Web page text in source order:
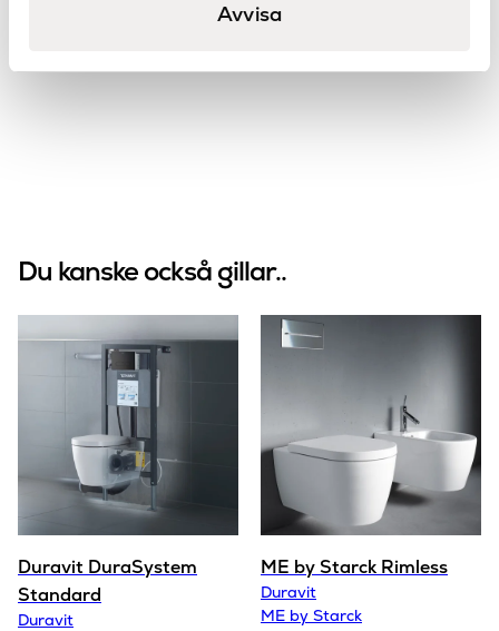
Avvisa
Du kanske också gillar..
Duravit DuraSystem
Standard
Duravit
ME by Starck Rimless
Duravit
ME by Starck